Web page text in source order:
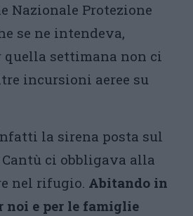
Nazionale Protezione
se ne intendeva,
quella settimana non ci
incursioni aeree su
la sirena posta sul
ci obbligava alla
nel rifugio. Abitando in
noi e per le famiglie